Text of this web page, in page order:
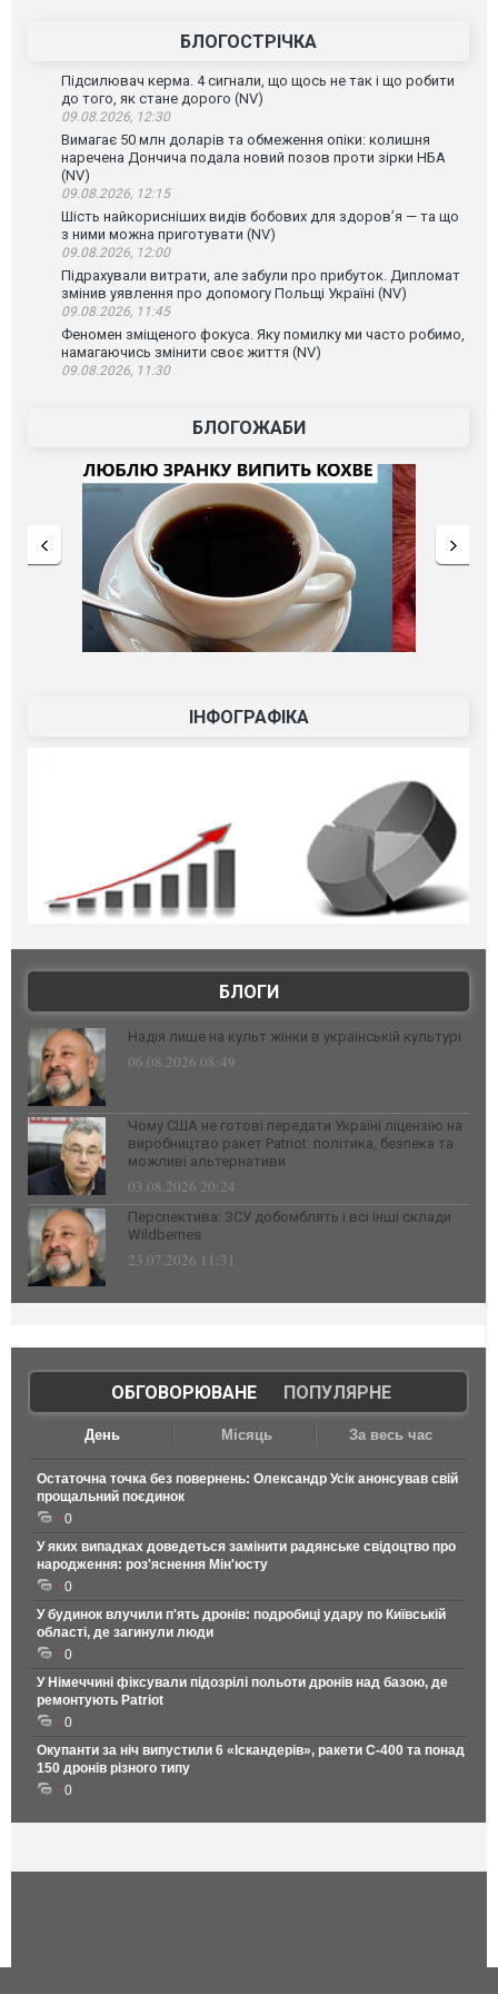
БЛОГОСТРІЧКА
Підсилювач керма. 4 сигнали, що щось не так і що робити
до того, як стане дорого (NV)
09.08.2026, 12:30
Вимагає 50 млн доларів та обмеження опіки: колишня
наречена Дончича подала новий позов проти зірки НБА
(NV)
09.08.2026, 12:15
Шість найкорисніших видів бобових для здоров’я — та що
з ними можна приготувати (NV)
09.08.2026, 12:00
Підрахували витрати, але забули про прибуток. Дипломат
змінив уявлення про допомогу Польщі Україні (NV)
09.08.2026, 11:45
Феномен зміщеного фокуса. Яку помилку ми часто робимо,
намагаючись змінити своє життя (NV)
09.08.2026, 11:30
БЛОГОЖАБИ
ІНФОГРАФІКА
БЛОГИ
Надія лише на культ жінки в українській культурі
06.08.2026 08:49
Чому США не готові передати Україні ліцензію на
виробництво ракет Patriot: політика, безпека та
можливі альтернативи
03.08.2026 20:24
Перспектива: ЗСУ добомблять і всі інші склади
Wildberries
23.07.2026 11:31
ОБГОВОРЮВАНЕ| ПОПУЛЯРНЕ
День Місяць За весь час
Остаточна точка без повернень: Олександр Усік анонсував свій
прощальний поєдинок
0
У яких випадках доведеться замінити радянське свідоцтво про
народження: роз'яснення Мін'юсту
0
У будинок влучили п'ять дронів: подробиці удару по Київській
області, де загинули люди
0
У Німеччині фіксували підозрілі польоти дронів над базою, де
ремонтують Patriot
0
Окупанти за ніч випустили 6 «Іскандерів», ракети С-400 та понад
150 дронів різного типу
0